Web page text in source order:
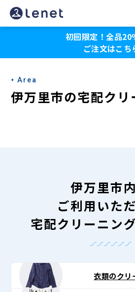
伊
万
市
の
宅
初回限定！全品20
ご注文はこち
Area
伊万里市の宅配クリ
伊万里市
ご利用いた
宅配クリーニン
衣類のクリ